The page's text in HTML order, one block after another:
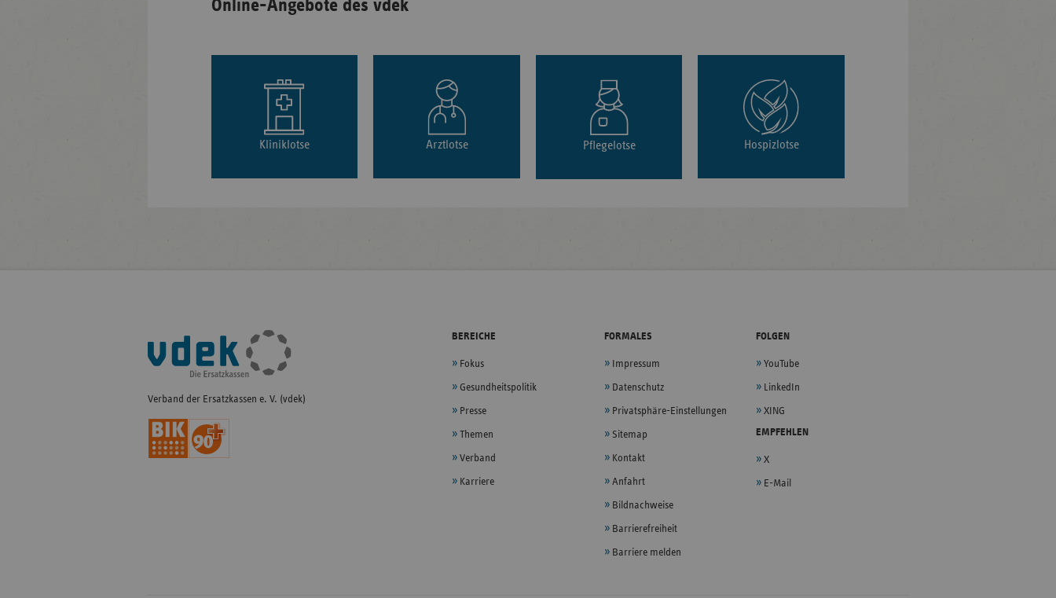
Online-Angebote des vdek
Kliniklotse Arztlotse Pflegelotse Hospizlotse
Fußleisten-
Navigation
Verband der Ersatzkassen e. V. (vdek)
BEREICHE
Fokus
Gesundheitspolitik
Presse
Themen
Verband
Karriere
FORMALES
Impressum
Datenschutz
Privatsphäre-Einstellungen
Sitemap
Kontakt
Anfahrt
Bildnachweise
Barrierefreiheit
Barriere melden
FOLGEN
YouTube
LinkedIn
XING
EMPFEHLEN
X
E-Mail